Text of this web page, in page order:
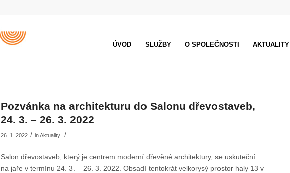
ÚVOD SLUŽBY O SPOLEČNOSTI AKTUALITY
Pozvánka na architekturu do Salonu dřevostaveb,
24. 3. – 26. 3. 2022
26. 1. 2022 / inAktuality /
Salon dřevostaveb, který je centrem moderní dřevěné architektury, se uskuteční
na jaře v termínu 24. 3. – 26. 3. 2022. Obsadí tentokrát velkorysý prostor haly 13 v